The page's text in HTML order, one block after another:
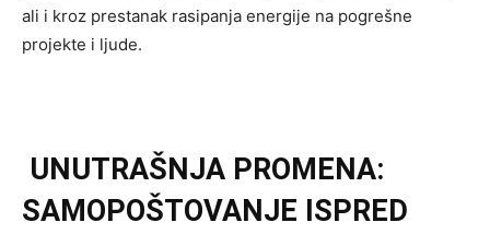
ali i kroz prestanak rasipanja energije na pogrešne
projekte i ljude.
UNUTRAŠNJA PROMENA:
SAMOPOŠTOVANJE ISPRED